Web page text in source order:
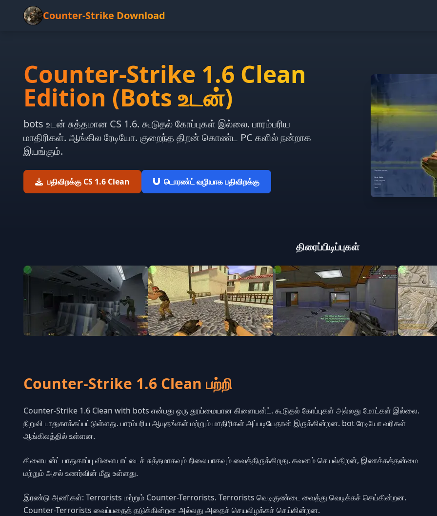
Counter-Strike Download
Counter-Strike 1.6 Clean
Edition (Bots உடன்)
bots உடன் சுத்தமான CS 1.6. கூடுதல் கோப்புகள் இல்லை. பாரம்பரிய
மாதிரிகள். ஆங்கில ரேடியோ. குறைந்த திறன் கொண்ட PC களில் நன்றாக
இயங்கும்.
பதிவிறக்கு CS 1.6 Clean டொரண்ட் வழியாக பதிவிறக்கு
திரைப்பிடிப்புகள்
Counter-Strike 1.6 Clean பற்றி
Counter-Strike 1.6 Clean with bots என்பது ஒரு தூய்மையான கிளையன்ட். கூடுதல் கோப்புகள் அல்லது மோட்கள் இல்லை.
நிறுவி பாதுகாக்கப்பட்டுள்ளது. பாரம்பரிய ஆயுதங்கள் மற்றும் மாதிரிகள் அப்படியேதான் இருக்கின்றன. bot ரேடியோ வரிகள்
ஆங்கிலத்தில் உள்ளன.
கிளையன்ட் பாதுகாப்பு விளையாட்டைச் சுத்தமாகவும் நிலையாகவும் வைத்திருக்கிறது. கவனம் செயல்திறன், இணக்கத்தன்மை
மற்றும் அசல் உணர்வின் மீது உள்ளது.
இரண்டு அணிகள்: Terrorists மற்றும் Counter-Terrorists. Terrorists வெடிகுண்டை வைத்து வெடிக்கச் செய்கின்றன.
Counter-Terrorists வைப்பதைத் தடுக்கின்றன அல்லது அதைச் செயலிழக்கச் செய்கின்றன.